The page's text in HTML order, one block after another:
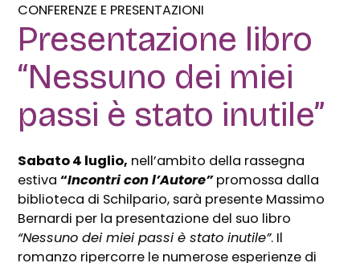
CONFERENZE E PRESENTAZIONI
Presentazione libro
“Nessuno dei miei
passi è stato inutile”
Sabato 4 luglio, nell’ambito della rassegna
estiva“Incontri con l’Autore”promossa dalla
biblioteca di Schilpario, sarà presente Massimo
Bernardi per la presentazione del suo libro
“Nessuno dei miei passi è stato inutile”. Il
romanzo ripercorre le numerose esperienze di